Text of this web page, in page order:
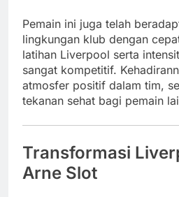
Pemain ini juga telah
lingkungan klub dengan
latihan Liverpool serta
sangat kompetitif.
atmosfer positif dalam tim,
tekanan sehat bagi pemain
Transformasi
Arne Slot